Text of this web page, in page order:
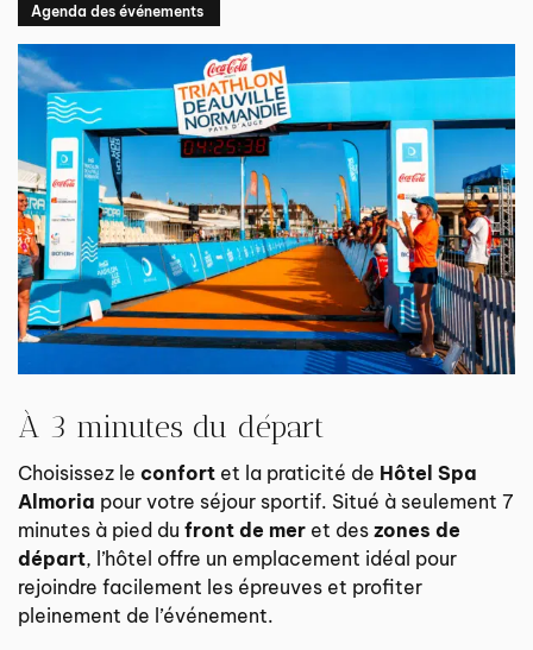
Agenda des événements
À 3 minutes du départ
Choisissez le confort et la praticité de Hôtel Spa
Almoria pour votre séjour sportif. Situé à seulement 7
minutes à pied du front de mer et des zones de
départ, l’hôtel offre un emplacement idéal pour
rejoindre facilement les épreuves et profiter
pleinement de l’événement.